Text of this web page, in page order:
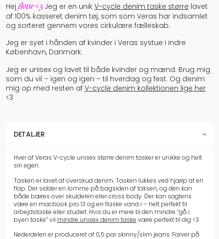
Hej flotte <3 Jeg er en unik V-cycle denim taske større lavet
af 100% kasseret denim tøj, som som Veras har indsamlet
og sorteret gennem vores cirkulære fælleskab.
Jeg er syet i hånden af kvinder i Veras systue i indre
København, Danmark.
Jeg er unisex og lavet til både kvinder og mænd. Brug mig
som du vil – igen og igen – til hverdag og fest. Og denim
mig op med resten af V-cycle denim kollektionen lige her
<3
DETALJER
Hver af Veras V-cycle unisex større denim tasker er unikke og helt
sin egen.
Tasken er lavet af overskud denim. Tasken lukkes ved hjælp af en
flap. Der sidder en lomme på bagsiden af taksen, og den kan
både bæres over skulderen eller cross body. Der kan sagtens
være en macbook pro 13 og en flaske vand i – helt perfekt til
arbejdstaske eller studiet. Hvis du er mere til den mindre “gå i
byen taske” vil mindre unisex denim taske være perfekt til dig <3
Nederdelen er produceret af 0,5 par skinny/slim jeans. Farver på